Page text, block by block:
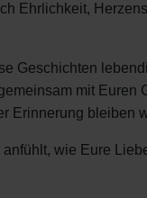
Ehrlichkeit,
Geschichten
mit Euren
Erinnerung bleiben
wie Eure